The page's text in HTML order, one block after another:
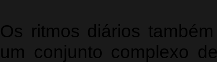
Os ritmos diários
um conjunto complexo